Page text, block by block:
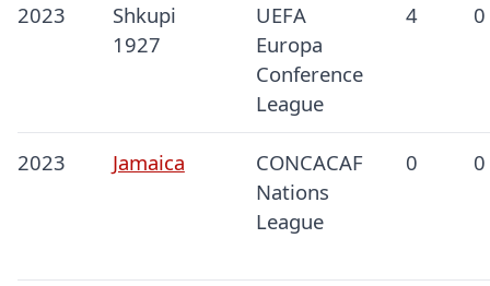
2023
Shkupi
1927
UEFA
Europa
Conference
League
4 0
2023 Jamaica
CONCACAF
Nations
League
0 0